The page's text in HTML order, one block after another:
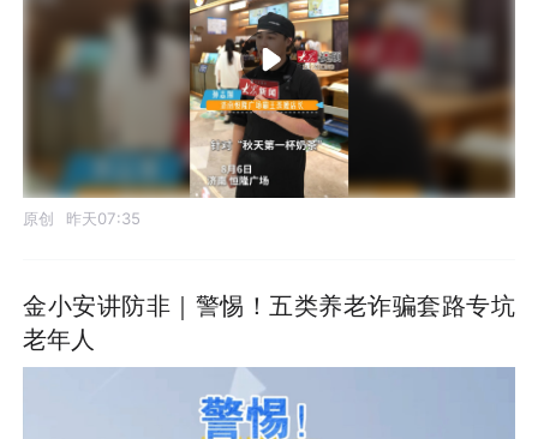
原创 昨天07:35
金小安讲防非｜警惕！五类养老诈骗套路专坑
老年人